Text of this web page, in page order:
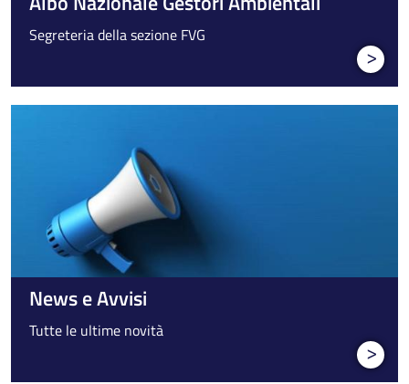
Segreteria della sezione FVG
>
News e Avvisi
Tutte le ultime novità
>